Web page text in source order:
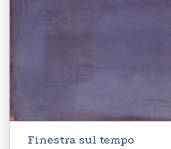
Finestra sul tempo